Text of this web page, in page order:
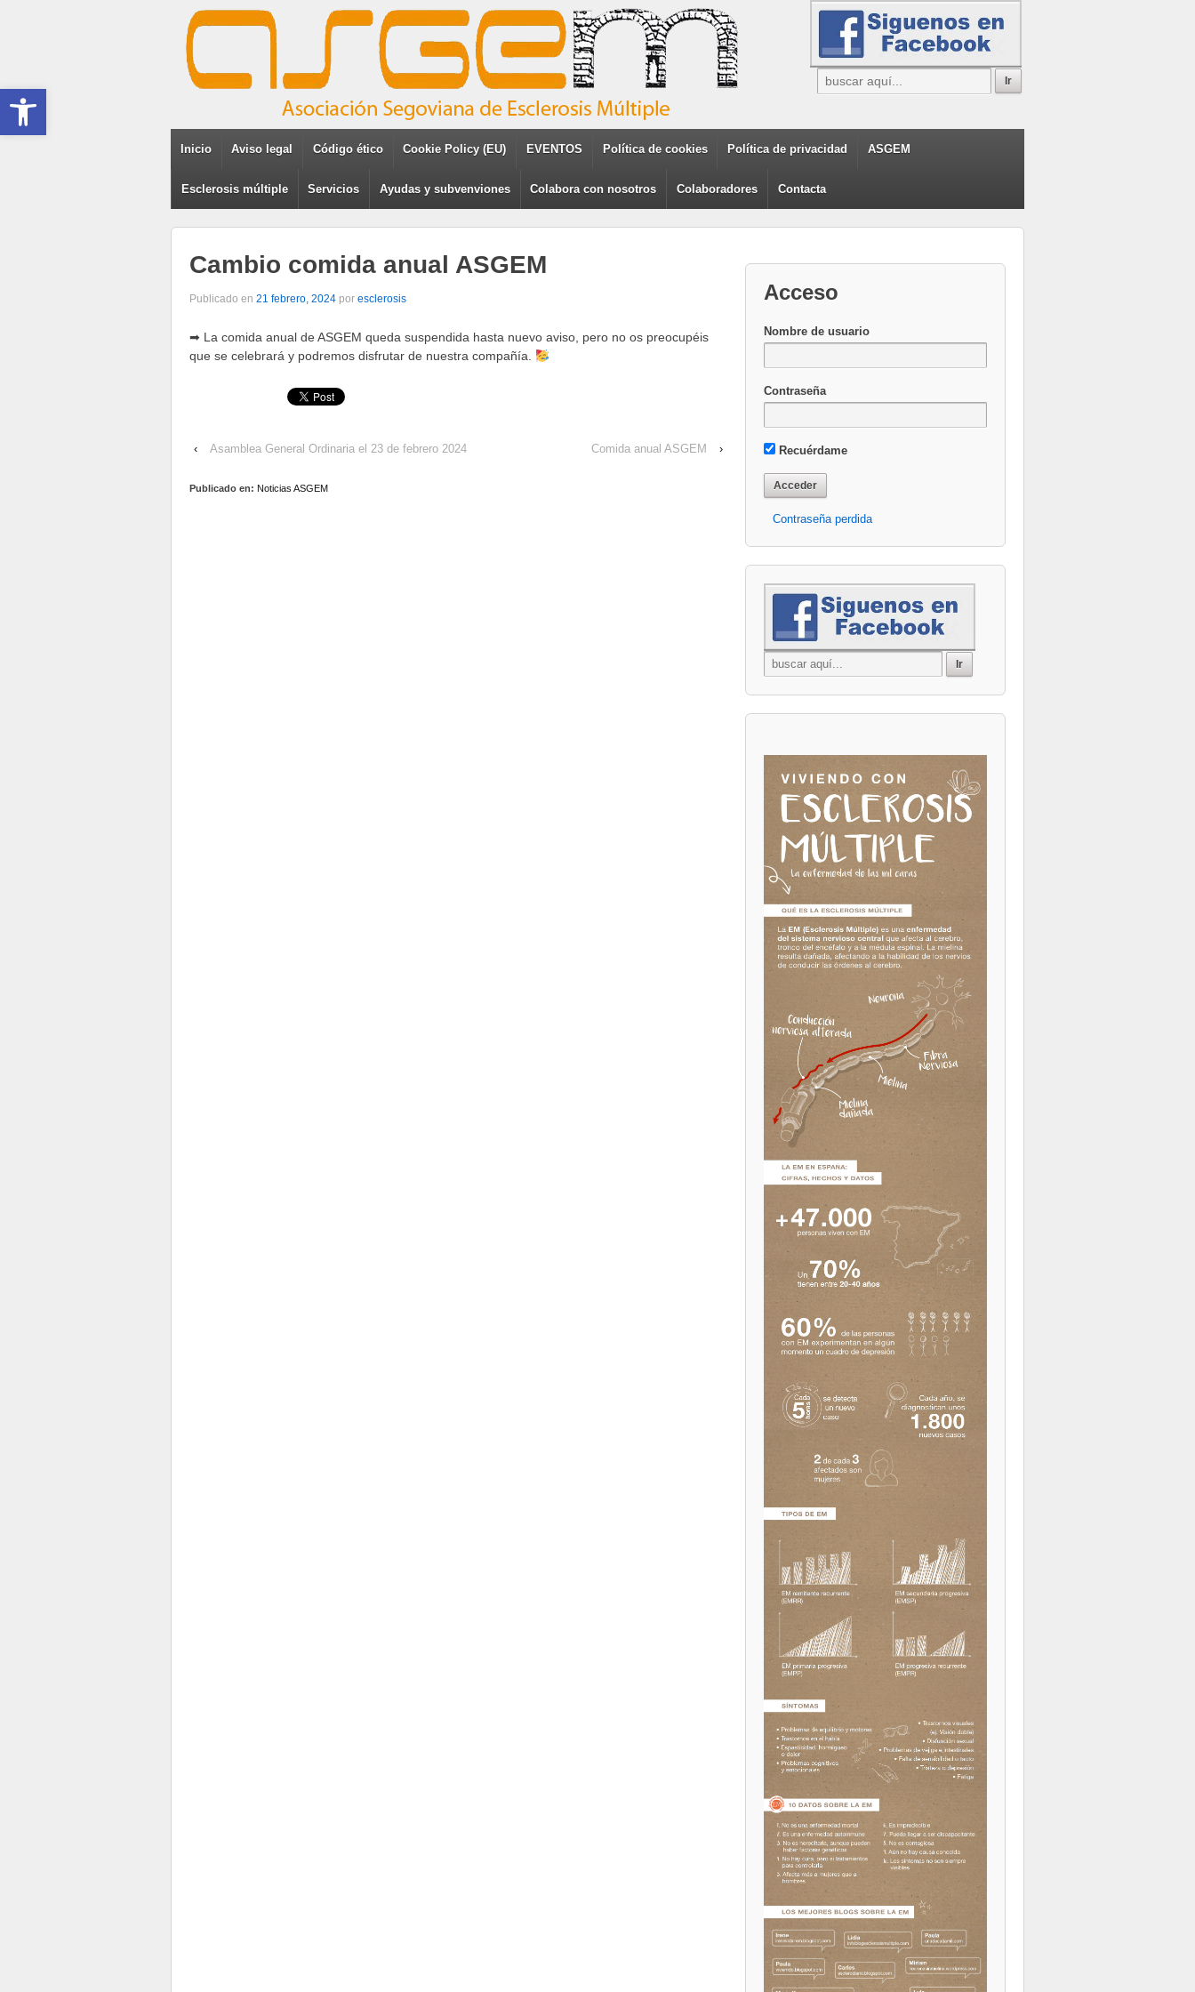
Abrir barra de herramientas
Inicio Aviso legal Código ético Cookie Policy (EU) EVENTOS Política de cookies Política de privacidad ASGEM
Esclerosis múltiple Servicios Ayudas y subvenviones Colabora con nosotros Colaboradores Contacta
Cambio comida anual ASGEM
Publicado en 21 febrero, 2024 por esclerosis
➡ La comida anual de ASGEM queda suspendida hasta nuevo aviso, pero no os preocupéis
que se celebrará y podremos disfrutar de nuestra compañía.
‹ Asamblea General Ordinaria el 23 de febrero 2024 Comida anual ASGEM ›
Publicado en: Noticias ASGEM
Acceso
Nombre de usuario
Contraseña
Recuérdame
Contraseña perdida